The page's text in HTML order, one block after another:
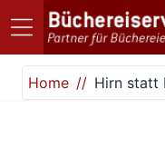
Direkt zum Inhalt
Home
Hirn statt